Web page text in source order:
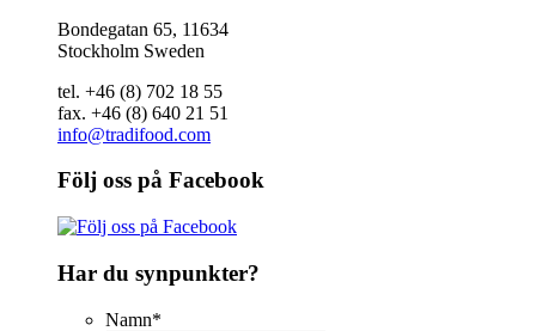
Bondegatan 65, 11634
Stockholm Sweden
tel. +46 (8) 702 18 55
fax. +46 (8) 640 21 51
info@tradifood.com
Följ oss på Facebook
Har du synpunkter?
Namn*